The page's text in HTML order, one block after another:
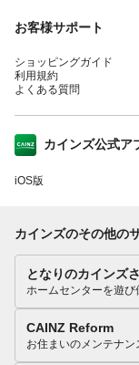
お客様サポート
ショッピングガイド
利用規約
よくある質問
カインズ公式ア
iOS版
カインズのその他の
となりのカインズ
ホームセンターを遊び
CAINZ Reform
お住まいのメンテナン